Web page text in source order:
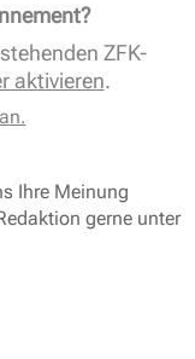
ZFK-
aktivieren.
Ihre Meinung
gerne unter